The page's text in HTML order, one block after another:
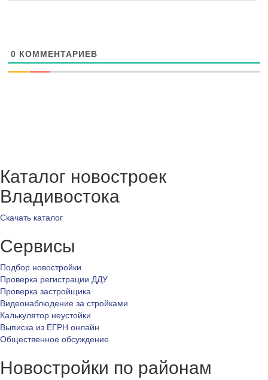
0 КОММЕНТАРИЕВ
Каталог новостроек
Владивостока
Скачать каталог
Сервисы
Подбор новостройки
Проверка регистрации ДДУ
Проверка застройщика
Видеонаблюдение за стройками
Калькулятор неустойки
Выписка из ЕГРН онлайн
Общественное обсуждение
Новостройки по районам